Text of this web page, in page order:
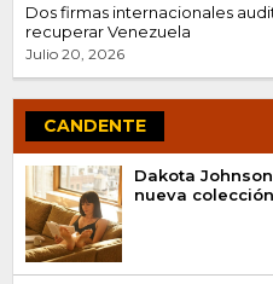
Dos firmas internacionales
recuperar Venezuela
Julio 20, 2026
CANDENTE
Dakota
nueva